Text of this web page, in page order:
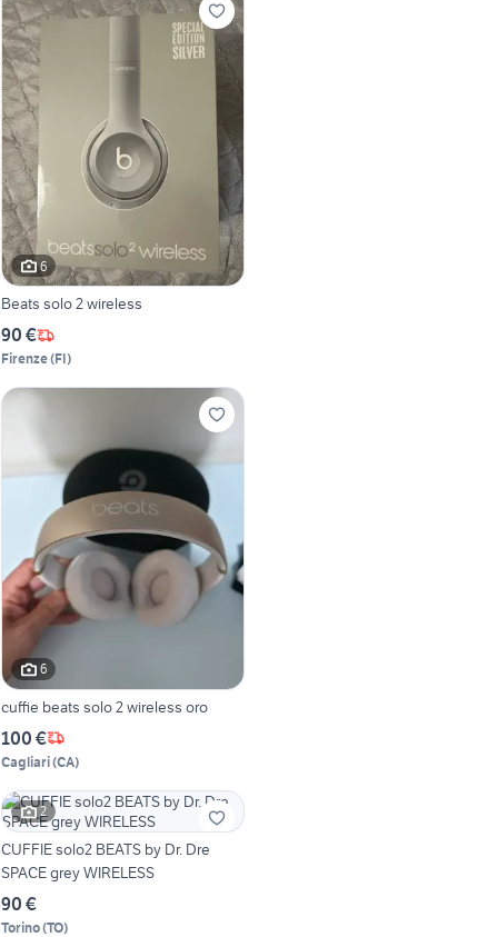
6
Beats solo 2 wireless
90 €
Firenze(FI)
6
cuffie beats solo 2 wireless oro
100 €
Cagliari(CA)
2
CUFFIE solo2 BEATS by Dr. Dre
SPACE grey WIRELESS
90 €
Torino(TO)